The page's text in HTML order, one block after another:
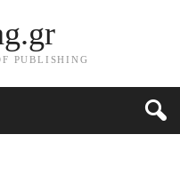
PUBLISHING